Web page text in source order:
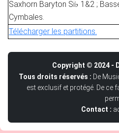
Saxhorn Baryton Si♭ 1&2 ;
Cymbales.
Télécharger les partitions.
Copyright © 2024 -
Tous droits réservés : De
est exclusif et protégé. De ce
Contact :